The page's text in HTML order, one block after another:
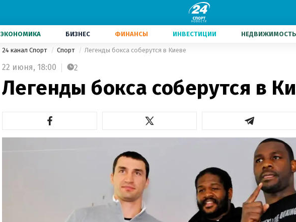
ЭКОНОМИКА БИЗНЕС ФИНАНСЫ ИНВЕСТИЦИИ НЕДВИЖИМОСТЬ
24 канал Спорт Спорт Легенды бокса соберутся в Киеве
22 июня, 18:00 2
Легенды бокса соберутся в